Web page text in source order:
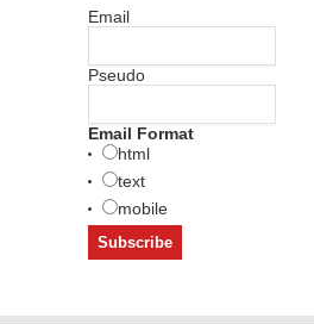
Email
Pseudo
Email Format
html
text
mobile